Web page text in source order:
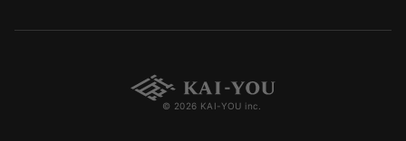
© 2026 KAI-YOU inc.